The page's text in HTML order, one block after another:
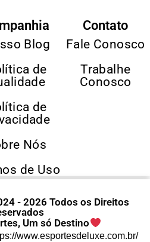
Blog
de
de
Nós
de Uso
Contato
Fale Conosco
Trabalhe
Conosco
- 2026 Todos os Direitos
Um só Destino
www.esportesdeluxe.com.br/